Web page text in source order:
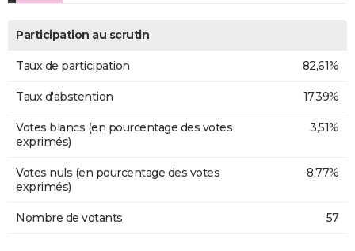
Participation au scrutin
Taux de participation 82,61%
Taux d'abstention 17,39%
Votes blancs (en pourcentage des votes
exprimés)
3,51%
Votes nuls (en pourcentage des votes
exprimés)
8,77%
Nombre de votants 57